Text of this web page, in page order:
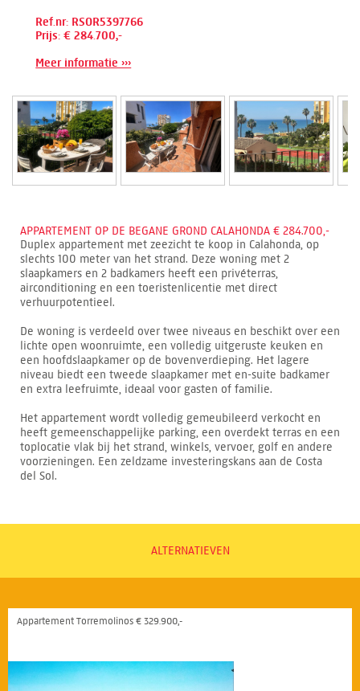
Ref.nr: RSOR5397766
Prijs: € 284.700,-
Meer informatie ›››
APPARTEMENT OP DE BEGANE GROND CALAHONDA € 284.700,-
Duplex appartement met zeezicht te koop in Calahonda, op
slechts 100 meter van het strand. Deze woning met 2
slaapkamers en 2 badkamers heeft een privéterras,
airconditioning en een toeristenlicentie met direct
verhuurpotentieel.
De woning is verdeeld over twee niveaus en beschikt over een
lichte open woonruimte, een volledig uitgeruste keuken en
een hoofdslaapkamer op de bovenverdieping. Het lagere
niveau biedt een tweede slaapkamer met en-suite badkamer
en extra leefruimte, ideaal voor gasten of familie.
Het appartement wordt volledig gemeubileerd verkocht en
heeft gemeenschappelijke parking, een overdekt terras en een
toplocatie vlak bij het strand, winkels, vervoer, golf en andere
voorzieningen. Een zeldzame investeringskans aan de Costa
del Sol.
ALTERNATIEVEN
Appartement Torremolinos € 329.900,-